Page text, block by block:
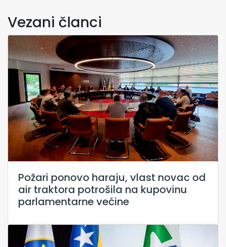
Vezani članci
Požari ponovo haraju, vlast novac od
air traktora potrošila na kupovinu
parlamentarne većine